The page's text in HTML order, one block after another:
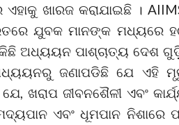
ଖାରଜ କରାଯାଇଛି ।
ଯୁବକ ମାନଙ୍କ ମଧ୍ୟରେ
ଅଧ୍ୟୟନ ପାଶ୍ଚାତ୍ୟ ଦେଶ
ଜଣାପଡିଛି ଯେ ଏହି
ଖରାପ ଜୀବନଶୈଳୀ ଏବଂ
ଏବଂ ଧୂମପାନ ନିଶାରେ